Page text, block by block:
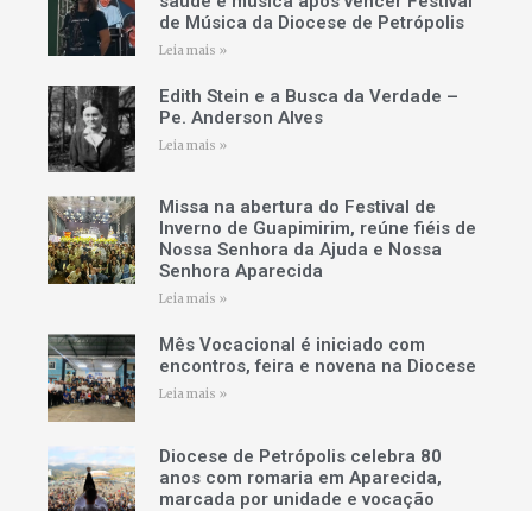
de Música da Diocese de Petrópolis
Leia mais »
Edith Stein e a Busca da Verdade –
Pe. Anderson Alves
Leia mais »
Missa na abertura do Festival de
Inverno de Guapimirim, reúne fiéis de
Nossa Senhora da Ajuda e Nossa
Senhora Aparecida
Leia mais »
Mês Vocacional é iniciado com
encontros, feira e novena na Diocese
Leia mais »
Diocese de Petrópolis celebra 80
anos com romaria em Aparecida,
marcada por unidade e vocação